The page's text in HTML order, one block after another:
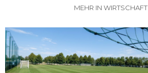
MEHR IN WIRTSCHAFT